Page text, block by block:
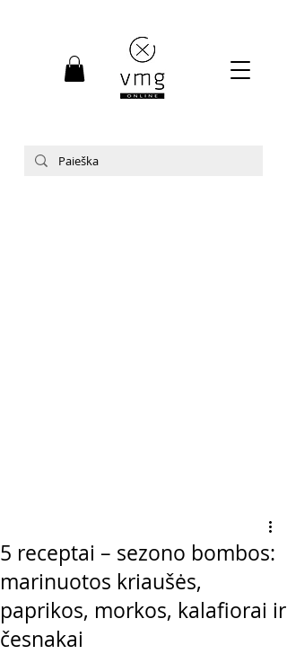
5 receptai – sezono bombos:
marinuotos kriaušės,
paprikos, morkos, kalafiorai ir
česnakai